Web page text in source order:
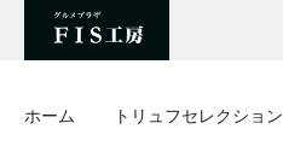
ホーム トリュフセレクション